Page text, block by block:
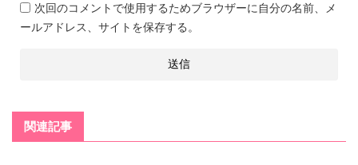
次回のコメントで使用するためブラウザーに自分の名前、メ
ールアドレス、サイトを保存する。
関連記事